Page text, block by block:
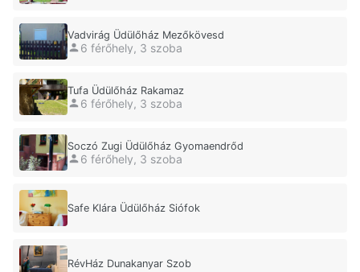
Vadvirág Üdülőház Mezőkövesd
6 férőhely, 3 szoba
Tufa Üdülőház Rakamaz
6 férőhely, 3 szoba
Soczó Zugi Üdülőház Gyomaendrőd
6 férőhely, 3 szoba
Safe Klára Üdülőház Siófok
RévHáz Dunakanyar Szob